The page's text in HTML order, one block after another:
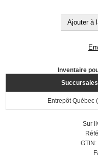
Ajouter à
Inventaire
Succursales
Entrepôt Québec
Sur
GTIN: